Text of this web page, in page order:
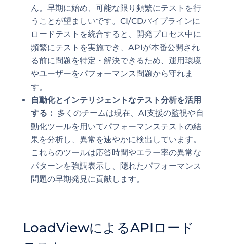
ん。早期に始め、可能な限り頻繁にテストを行
うことが望ましいです。CI/CDパイプラインに
ロードテストを統合すると、開発プロセス中に
頻繁にテストを実施でき、APIが本番公開され
る前に問題を特定・解決できるため、運用環境
やユーザーをパフォーマンス問題から守れま
す。
自動化とインテリジェントなテスト分析を活用
する： 多くのチームは現在、AI支援の監視や自
動化ツールを用いてパフォーマンステストの結
果を分析し、異常を速やかに検出しています。
これらのツールは応答時間やエラー率の異常な
パターンを強調表示し、隠れたパフォーマンス
問題の早期発見に貢献します。
LoadViewによるAPIロード